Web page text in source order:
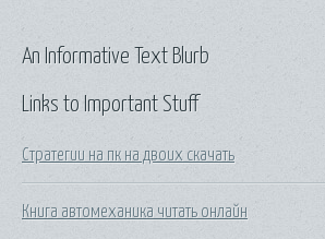
Links to Important Stuff
Стратегии на пк на двоих скачать
Книга автомеханика читать онлайн
An Informative Text Blurb